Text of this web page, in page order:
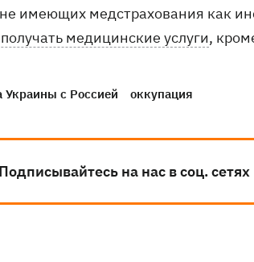
имеющих медстрахования как
медицинские услуги,
Украины с Россией оккупация
Подписывайтесь на нас в соц. сетях